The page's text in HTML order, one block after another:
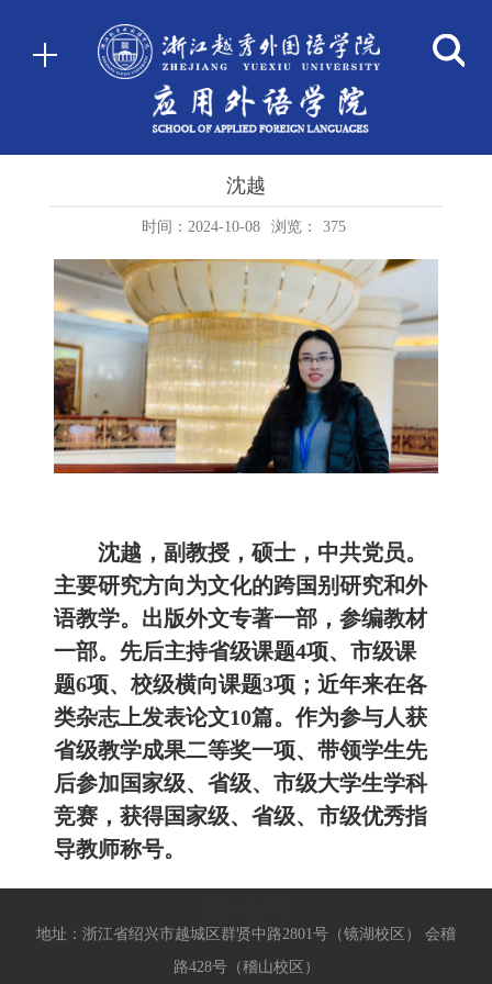
沈越
时间：2024-10-08 浏览： 375
沈越，副教授，硕士，中共党员。
主要研究方向为文化的跨国别研究和外
语教学。出版外文专著一部，参编教材
一部。先后主持省级课题4项、市级课
题6项、校级横向课题3项；近年来在各
类杂志上发表论文10篇。作为参与人获
省级教学成果二等奖一项、带领学生先
后参加国家级、省级、市级大学生学科
竞赛，获得国家级、省级、市级优秀指
导教师称号。
地址：浙江省绍兴市越城区群贤中路2801号（镜湖校区） 会稽
路428号（稽山校区）